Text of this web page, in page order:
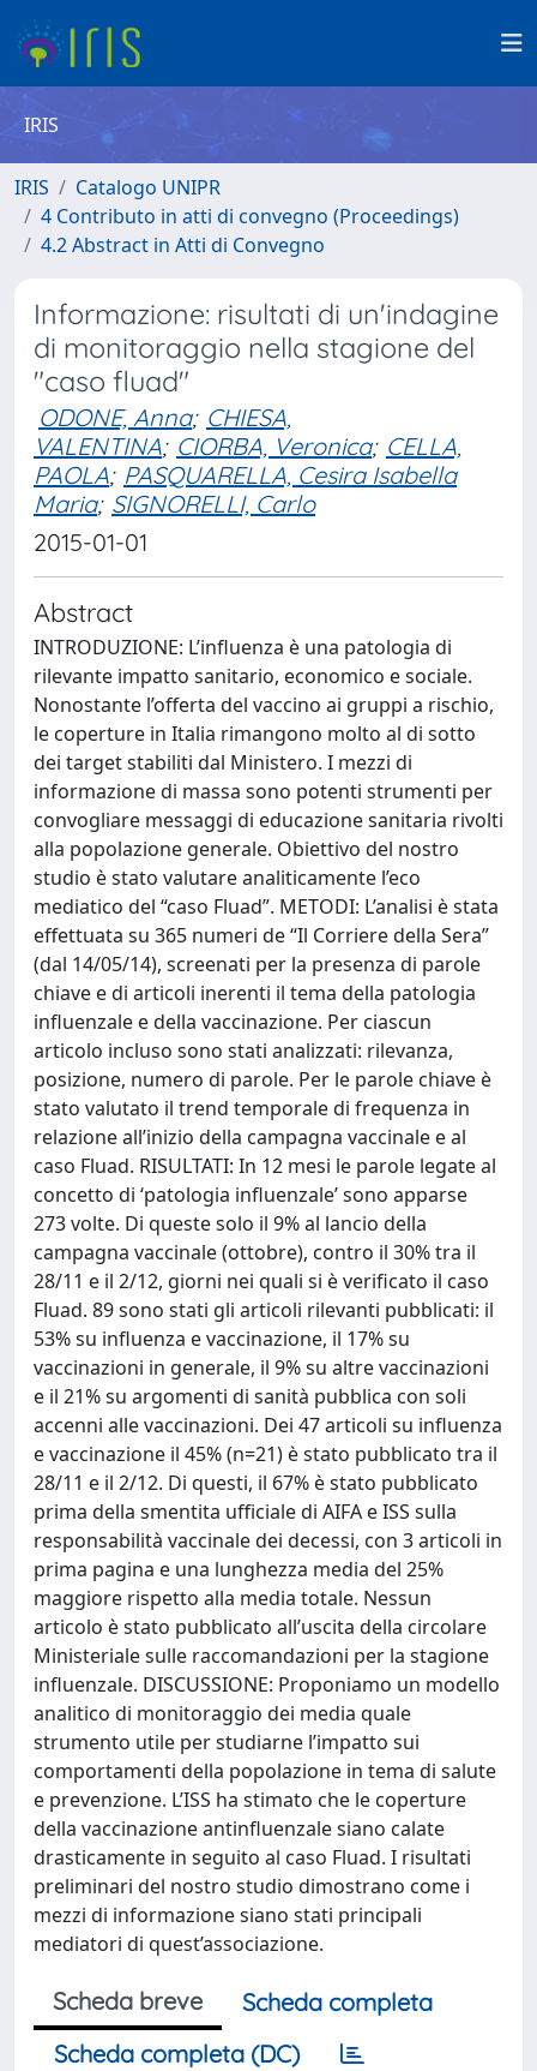
IRIS
IRIS
Catalogo UNIPR
4 Contributo in atti di convegno (Proceedings)
4.2 Abstract in Atti di Convegno
Informazione: risultati di un'indagine
di monitoraggio nella stagione del
"caso fluad"
ODONE, Anna; CHIESA,
VALENTINA; CIORBA, Veronica; CELLA,
PAOLA; PASQUARELLA, Cesira Isabella
Maria; SIGNORELLI, Carlo
2015-01-01
Abstract
INTRODUZIONE: L’influenza è una patologia di
rilevante impatto sanitario, economico e sociale.
Nonostante l’offerta del vaccino ai gruppi a rischio,
le coperture in Italia rimangono molto al di sotto
dei target stabiliti dal Ministero. I mezzi di
informazione di massa sono potenti strumenti per
convogliare messaggi di educazione sanitaria rivolti
alla popolazione generale. Obiettivo del nostro
studio è stato valutare analiticamente l’eco
mediatico del “caso Fluad”. METODI: L’analisi è stata
effettuata su 365 numeri de “Il Corriere della Sera”
(dal 14/05/14), screenati per la presenza di parole
chiave e di articoli inerenti il tema della patologia
influenzale e della vaccinazione. Per ciascun
articolo incluso sono stati analizzati: rilevanza,
posizione, numero di parole. Per le parole chiave è
stato valutato il trend temporale di frequenza in
relazione all’inizio della campagna vaccinale e al
caso Fluad. RISULTATI: In 12 mesi le parole legate al
concetto di ‘patologia influenzale’ sono apparse
273 volte. Di queste solo il 9% al lancio della
campagna vaccinale (ottobre), contro il 30% tra il
28/11 e il 2/12, giorni nei quali si è verificato il caso
Fluad. 89 sono stati gli articoli rilevanti pubblicati: il
53% su influenza e vaccinazione, il 17% su
vaccinazioni in generale, il 9% su altre vaccinazioni
e il 21% su argomenti di sanità pubblica con soli
accenni alle vaccinazioni. Dei 47 articoli su influenza
e vaccinazione il 45% (n=21) è stato pubblicato tra il
28/11 e il 2/12. Di questi, il 67% è stato pubblicato
prima della smentita ufficiale di AIFA e ISS sulla
responsabilità vaccinale dei decessi, con 3 articoli in
prima pagina e una lunghezza media del 25%
maggiore rispetto alla media totale. Nessun
articolo è stato pubblicato all’uscita della circolare
Ministeriale sulle raccomandazioni per la stagione
influenzale. DISCUSSIONE: Proponiamo un modello
analitico di monitoraggio dei media quale
strumento utile per studiarne l’impatto sui
comportamenti della popolazione in tema di salute
e prevenzione. L’ISS ha stimato che le coperture
della vaccinazione antinfluenzale siano calate
drasticamente in seguito al caso Fluad. I risultati
preliminari del nostro studio dimostrano come i
mezzi di informazione siano stati principali
mediatori di quest’associazione.
Scheda breve
Scheda completa
Scheda completa (DC)